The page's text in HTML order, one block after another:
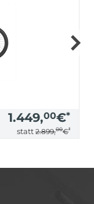
1.449,00€*
statt 2.899,00€*